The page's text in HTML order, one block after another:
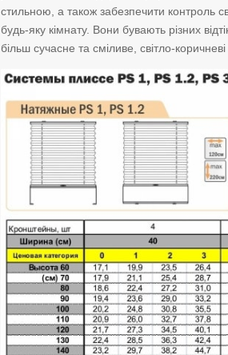
стильною, а також забезпечити контроль
будь-яку кімнату. Вони бувають різних
більш сучасне та сміливе, світло-